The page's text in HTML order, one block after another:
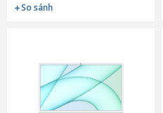
So sánh